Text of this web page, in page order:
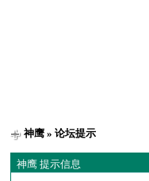
神鹰 » 论坛提示
神鹰 提示信息